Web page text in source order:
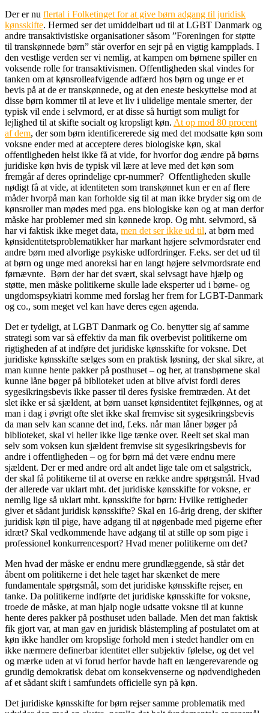
Der er nu flertal i Folketinget for at give børn adgang til juridisk
kønsskifte. Hermed ser det umiddelbart ud til at LGBT Danmark og
andre transaktivistiske organisationer såsom ”Foreningen for støtte
til transkønnede børn” står overfor en sejr på en vigtig kampplads. I
den vestlige verden ser vi nemlig, at kampen om børnene spiller en
voksende rolle for transaktivismen. Offentligheden skal vindes for
tanken om at kønsrolleafvigende adfærd hos børn og unge er et
bevis på at de er transkønnede, og at den eneste beskyttelse mod at
disse børn kommer til at leve et liv i ulidelige mentale smerter, der
typisk vil ende i selvmord, er at disse så hurtigt som muligt for
lejlighed til at skifte socialt og kropsligt køn. At op mod 80 procent
af dem, der som børn identificererede sig med det modsatte køn som
voksne ender med at acceptere deres biologiske køn, skal
offentligheden helst ikke få at vide, for hvorfor dog ændre på børns
juridiske køn hvis de typisk vil lære at leve med det køn som
fremgår af deres oprindelige cpr-nummer? Offentligheden skulle
nødigt få at vide, at identiteten som transkønnet kun er en af flere
måder hvorpå man kan forholde sig til at man ikke bryder sig om de
kønsroller man mødes med pga. ens biologiske køn og at man derfor
måske har problemer med sin kønnede krop. Og mht. selvmord, så
har vi faktisk ikke meget data, men det ser ikke ud til, at børn med
kønsidentitetsproblematikker har markant højere selvmordsrater end
andre børn med alvorlige psykiske udfordringer. F.eks. ser det ud til
at børn og unge med anoreksi har en langt højere selvmordsrate end
førnævnte. Børn der har det svært, skal selvsagt have hjælp og
støtte, men måske politikerne skulle lade eksperter ud i børne- og
ungdomspsykiatri komme med forslag her frem for LGBT-Danmark
og co., som meget vel kan have deres egen agenda.
Det er tydeligt, at LGBT Danmark og Co. benytter sig af samme
strategi som var så effektiv da man fik overbevist politikerne om
rigtigheden af at indføre det juridiske kønsskifte for voksne. Det
juridiske kønsskifte sælges som en praktisk løsning, der skal sikre, at
man kunne hente pakker på posthuset – og her, at transbørnene skal
kunne låne bøger på biblioteket uden at blive afvist fordi deres
sygesikringsbevis ikke passer til deres fysiske fremtræden. At det
slet ikke er så sjældent, at børn uanset kønsidentitet fejlkønnes, og at
man i dag i øvrigt ofte slet ikke skal fremvise sit sygesikringsbevis
da man selv kan scanne det ind, f.eks. når man låner bøger på
biblioteket, skal vi heller ikke lige tænke over. Reelt set skal man
selv som voksen kun sjældent fremvise sit sygesikringsbevis for
andre i offentligheden – og for børn må det være endnu mere
sjældent. Der er med andre ord alt andet lige tale om et salgstrick,
der skal få politikerne til at overse en række andre spørgsmål. Hvad
der allerede var uklart mht. det juridiske kønsskifte for voksne, er
nemlig lige så uklart mht. kønsskifte for børn: Hvilke rettigheder
giver et sådant juridisk kønsskifte? Skal en 16-årig dreng, der skifter
juridisk køn til pige, have adgang til at nøgenbade med pigerne efter
idræt? Skal vedkommende have adgang til at stille op som pige i
professionel konkurrencesport? Hvad mener politikerne om det?
Men hvad der måske er endnu mere grundlæggende, så står det
åbent om politikerne i det hele taget har skænket de mere
fundamentale spørgsmål, som det juridiske kønsskifte rejser, en
tanke. Da politikerne indførte det juridiske kønsskifte for voksne,
troede de måske, at man hjalp nogle udsatte voksne til at kunne
hente deres pakker på posthuset uden ballade. Men det man faktisk
fik gjort var, at man gav en juridisk blåstempling af postulatet om at
køn ikke handler om kropslige forhold men i stedet handler om en
ikke nærmere definerbar identitet eller subjektiv følelse, og det vel
og mærke uden at vi forud herfor havde haft en længerevarende og
grundig demokratisk debat om konsekvenserne og nødvendigheden
af et sådant skift i samfundets officielle syn på køn.
Det juridiske kønsskifte for børn rejser samme problematik med